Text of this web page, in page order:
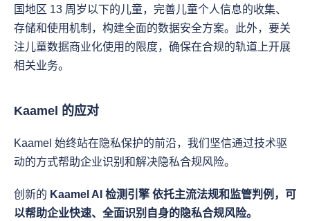
国地区 13 周岁以下的儿童，完善儿童个人信息的收集、
存储和使用机制，构建全面的数据安全方案。此外，要关
注儿童数据商业化使用的限度，确保在合规的轨道上开展
相关业务。
Kaamel 的应对
Kaamel 始终站在隐私保护的前沿，我们坚信通过技术驱
动的方式帮助企业识别和解决隐私合规风险。
创新的 Kaamel AI 检测引擎 依托主流法规和监管判例，可
以帮助企业快速、全面识别自身的隐私合规风险。